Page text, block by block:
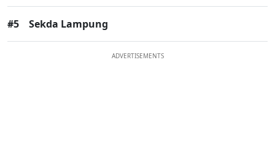
#5 Sekda Lampung
ADVERTISEMENTS